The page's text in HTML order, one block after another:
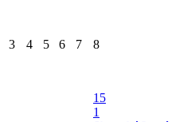
3 4 5 6 7 8
15
1